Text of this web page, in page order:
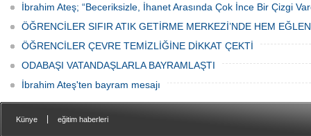
İbrahim Ateş; “Beceriksizle, İhanet Arasında Çok İnce Bir Çizgi
ÖĞRENCİLER SIFIR ATIK GETİRME MERKEZİ’NDE HEM
ÖĞRENCİLER ÇEVRE TEMİZLİĞİNE DİKKAT ÇEKTİ
ODABAŞI VATANDAŞLARLA BAYRAMLAŞTI
İbrahim Ateş'ten bayram mesajı
Künye eğitim haberleri